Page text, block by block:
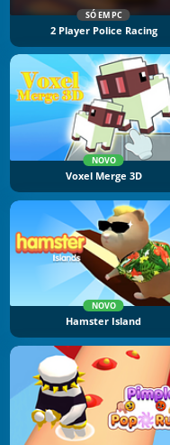
SÓ EM PC
2 Player Police Racing
NOVO
Voxel Merge 3D
NOVO
Hamster Island